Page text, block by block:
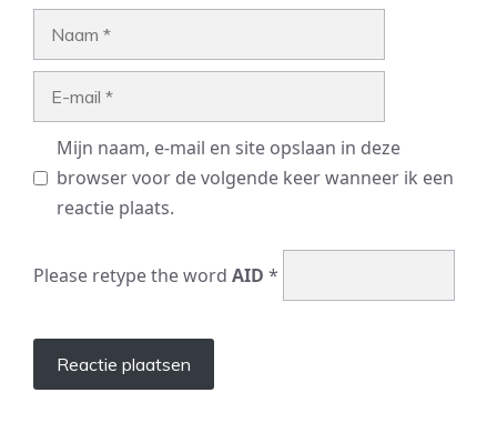
Mijn naam, e-mail en site opslaan in deze
browser voor de volgende keer wanneer ik een
reactie plaats.
Please retype the word AID *